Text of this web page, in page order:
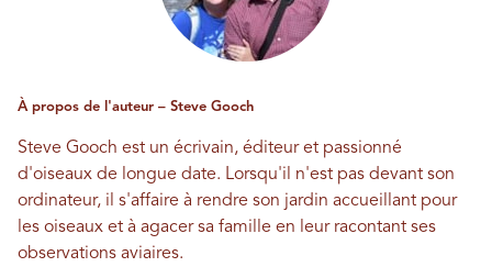
À propos de l'auteur – Steve Gooch
Steve Gooch est un écrivain, éditeur et passionné
d'oiseaux de longue date. Lorsqu'il n'est pas devant son
ordinateur, il s'affaire à rendre son jardin accueillant pour
les oiseaux et à agacer sa famille en leur racontant ses
observations aviaires.